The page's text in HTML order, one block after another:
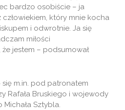
bardzo osobiście – ja
który mnie kocha
i odwrotnie. Ja się
miłości
jestem – podsumował
m.in. pod patronatem
Rafała Bruskiego i wojewody
Sztybla.